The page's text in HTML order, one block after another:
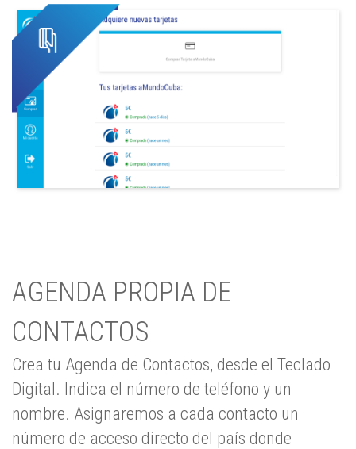
AGENDA PROPIA DE
CONTACTOS
Crea tu Agenda de Contactos, desde el Teclado
Digital. Indica el número de teléfono y un
nombre. Asignaremos a cada contacto un
número de acceso directo del país donde